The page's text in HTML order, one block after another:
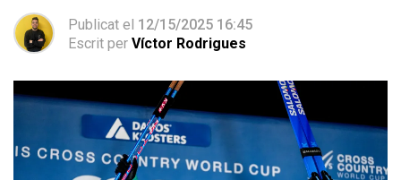
Publicat el 12/15/2025 16:45
Escrit per Víctor Rodrigues